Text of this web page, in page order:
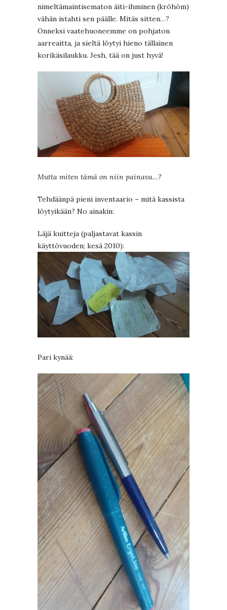
nimeltämaintisematon äiti-ihminen (kröhöm)
vähän istahti sen päälle. Mitäs sitten…?
Onneksi vaatehuoneemme on pohjaton
aarreaitta, ja sieltä löytyi hieno tällainen
korikäsilaukku. Jesh, tää on just hyvä!
Mutta miten tämä on niin painava…?
Tehdäänpä pieni inventaario – mitä kassista
löytyikään? No ainakin:
Läjä kuitteja (paljastavat kassin
käyttövuoden; kesä 2010):
Pari kynää: